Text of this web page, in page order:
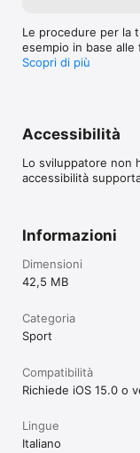
Le procedure per la
esempio in base
Scopri di più
Accessibilità
Lo sviluppatore non
accessibilità
Informazioni
Dimensioni
42,5 MB
Categoria
Sport
Compatibilità
Richiede iOS 15.0 o
Lingue
Italiano